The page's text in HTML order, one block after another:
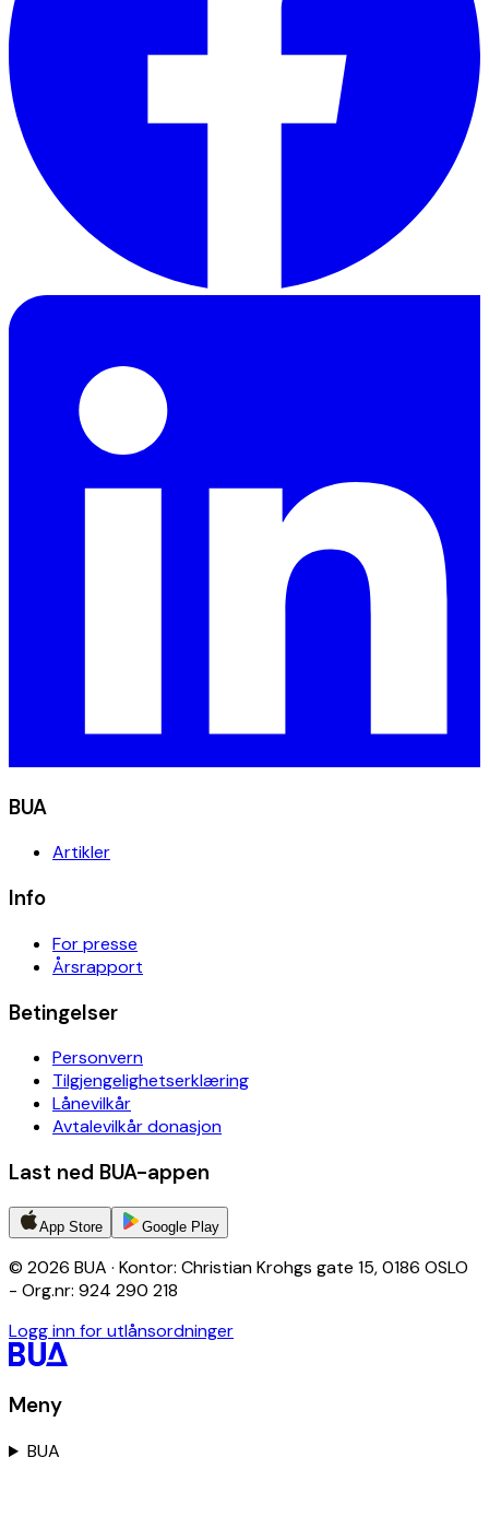
BUA
Artikler
Info
For presse
Årsrapport
Betingelser
Personvern
Tilgjengelighetserklæring
Lånevilkår
Avtalevilkår donasjon
Last ned BUA-appen
App Store Google Play
© 2026 BUA · Kontor: Christian Krohgs gate 15, 0186 OSLO
- Org.nr: 924 290 218
Logg inn for utlånsordninger
Meny
BUA